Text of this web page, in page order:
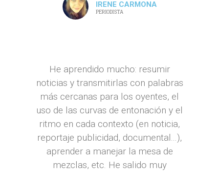
IRENE CARMONA
PERIODISTA
He aprendido mucho: resumir
noticias y transmitirlas con palabras
más cercanas para los oyentes, el
uso de las curvas de entonación y el
ritmo en cada contexto (en noticia,
reportaje publicidad, documental...),
aprender a manejar la mesa de
mezclas, etc. He salido muy